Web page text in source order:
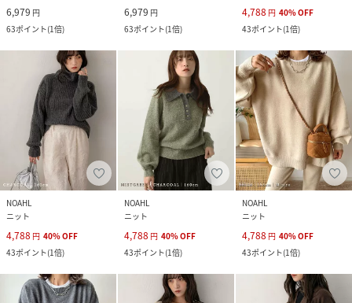
6,979 円
63ポイント(1倍)
6,979 円
63ポイント(1倍)
4,788 円 40%OFF
43ポイント(1倍)
NOAHL
ニット
4,788 円 40%OFF
43ポイント(1倍)
NOAHL
ニット
4,788 円 40%OFF
43ポイント(1倍)
NOAHL
ニット
4,788 円 40%OFF
43ポイント(1倍)